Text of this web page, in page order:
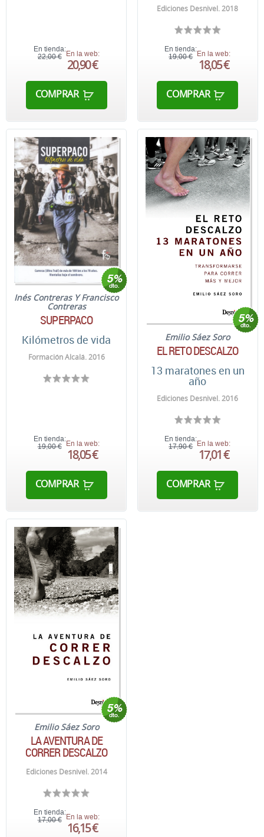
En tienda:
22,00 € En la web:
20,90 €
COMPRAR
Ediciones Desnivel. 2018
En tienda:
19,00 €
En la web:
18,05 €
COMPRAR
Inés Contreras Y Francisco
Contreras
SUPERPACO
Kilómetros de vida
Formación Alcalá. 2016
En tienda:
19,00 € En la web:
18,05 €
COMPRAR
Emilio Sáez Soro
EL RETO DESCALZO
13 maratones en un
año
Ediciones Desnivel. 2016
En tienda:
17,90 € En la web:
17,01 €
COMPRAR
Emilio Sáez Soro
LA AVENTURA DE
CORRER DESCALZO
Ediciones Desnivel. 2014
En tienda:
17,00 € En la web:
16,15 €